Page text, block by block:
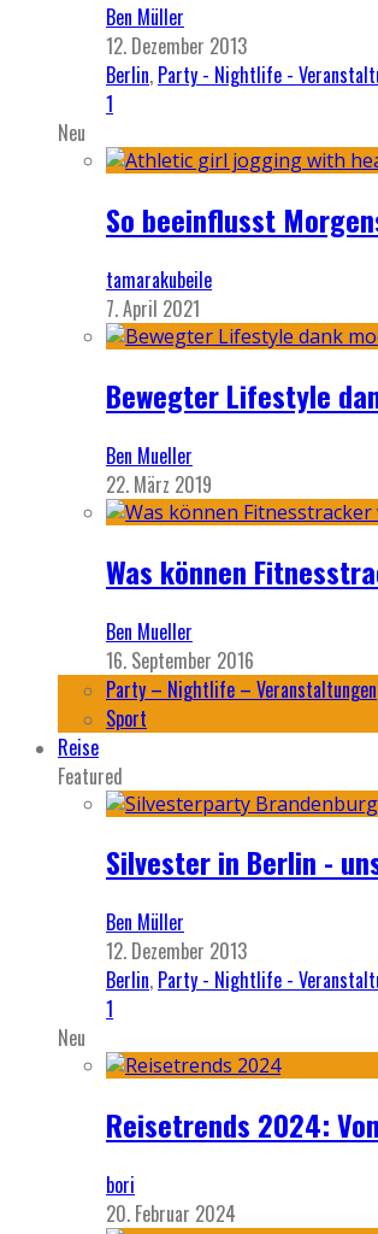
Ben Müller
12. Dezember 2013
Berlin, Party - Nightlife -
1
Neu
So beeinflusst
tamarakubeile
7. April 2021
Bewegter Lifestyle
Ben Mueller
22. März 2019
Was können
Ben Mueller
16. September 2016
Party – Nightlife – Veranstaltungen
Sport
Reise
Featured
Silvester in Berlin -
Ben Müller
12. Dezember 2013
Berlin, Party - Nightlife -
1
Neu
Reisetrends 2024:
bori
20. Februar 2024